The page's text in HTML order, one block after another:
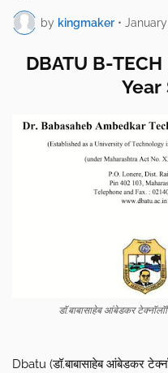
by kingmaker • January
DBATU B-
Year
डॉ.बाबासाहेब आंबेडकर
Dbatu (डॉ.बाबासाहेब आंबेडकर